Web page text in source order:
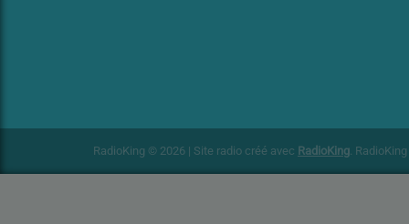
RadioKing © 2026 | Site radio créé avec RadioKing .